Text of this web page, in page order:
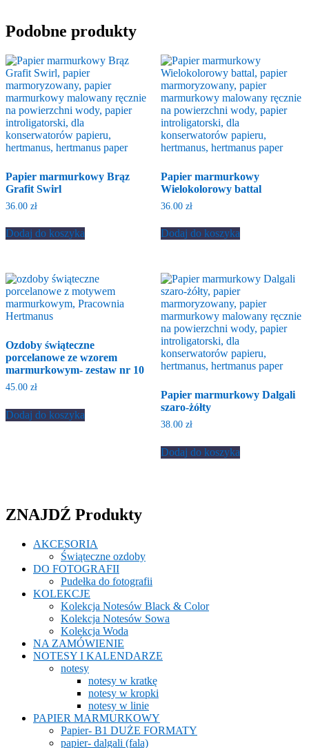
Podobne produkty
Papier marmurkowy Brąz
Grafit Swirl
36.00 zł
Dodaj do koszyka
Papier marmurkowy
Wielokolorowy battal
36.00 zł
Dodaj do koszyka
Ozdoby świąteczne
porcelanowe ze wzorem
marmurkowym- zestaw nr 10
45.00 zł
Dodaj do koszyka
Papier marmurkowy Dalgali
szaro-żółty
38.00 zł
Dodaj do koszyka
ZNAJDŹ Produkty
AKCESORIA
Świąteczne ozdoby
DO FOTOGRAFII
Pudełka do fotografii
KOLEKCJE
Kolekcja Notesów Black & Color
Kolekcja Notesów Sowa
Kolekcja Woda
NA ZAMÓWIENIE
NOTESY I KALENDARZE
notesy
notesy w kratkę
notesy w kropki
notesy w linie
PAPIER MARMURKOWY
Papier- B1 DUŻE FORMATY
papier- dalgali (fala)